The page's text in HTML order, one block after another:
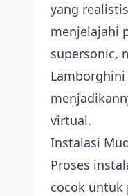
yang
menjelajahi
supersonic,
virtual.
Instalasi
Proses
cocok untuk